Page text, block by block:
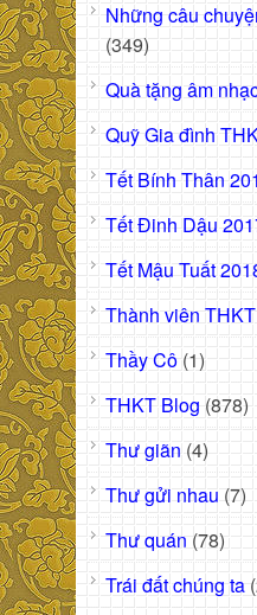
Những câu
(349)
Quà tặng âm
Quỹ Gia đình
Tết Bính Thân
Tết Đinh Dậu
Tết Mậu Tuất
Thành viên THKT
Thầy Cô (1)
THKT Blog (878)
Thư giãn (4)
Thư gửi nhau (7)
Thư quán (78)
Trái đất chúng ta